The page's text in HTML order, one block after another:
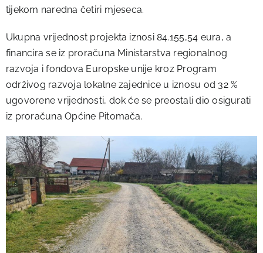
tijekom naredna četiri mjeseca.
Ukupna vrijednost projekta iznosi 84.155,54 eura, a
financira se iz proračuna Ministarstva regionalnog
razvoja i fondova Europske unije kroz Program
održivog razvoja lokalne zajednice u iznosu od 32 %
ugovorene vrijednosti, dok će se preostali dio osigurati
iz proračuna Općine Pitomača.